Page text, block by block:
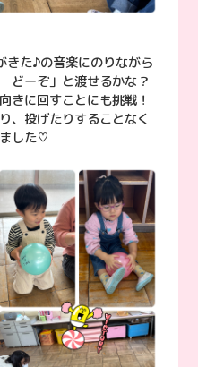
きた♪の音楽にのりながら
どーぞ」と渡せるかな？
きに回すことにも挑戦！
、投げたりすることなく
した♡